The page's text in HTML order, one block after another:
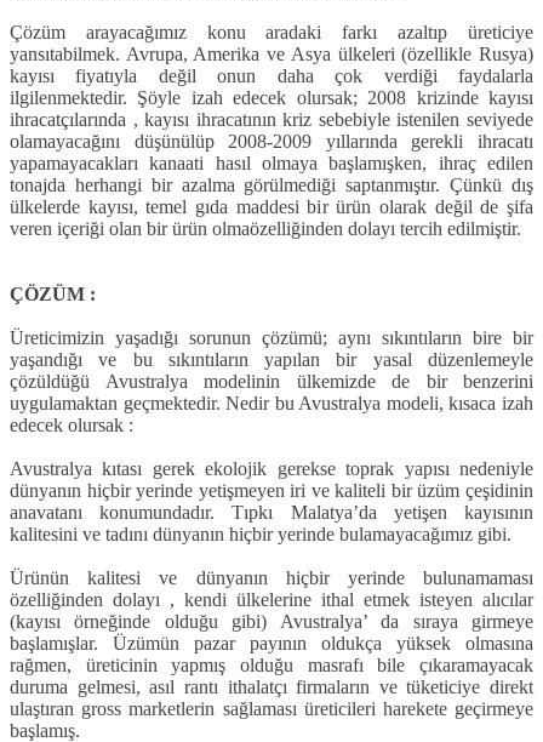
Çözüm arayacağımız konu aradaki farkı azaltıp üreticiye
yansıtabilmek. Avrupa, Amerika ve Asya ülkeleri (özellikle Rusya)
kayısı fiyatıyla değil onun daha çok verdiği faydalarla
ilgilenmektedir. Şöyle izah edecek olursak; 2008 krizinde kayısı
ihracatçılarında , kayısı ihracatının kriz sebebiyle istenilen seviyede
olamayacağını düşünülüp 2008-2009 yıllarında gerekli ihracatı
yapamayacakları kanaati hasıl olmaya başlamışken, ihraç edilen
tonajda herhangi bir azalma görülmediği saptanmıştır. Çünkü dış
ülkelerde kayısı, temel gıda maddesi bir ürün olarak değil de şifa
veren içeriği olan bir ürün olmaözelliğinden dolayı tercih edilmiştir.
ÇÖZÜM :
Üreticimizin yaşadığı sorunun çözümü; aynı sıkıntıların bire bir
yaşandığı ve bu sıkıntıların yapılan bir yasal düzenlemeyle
çözüldüğü Avustralya modelinin ülkemizde de bir benzerini
uygulamaktan geçmektedir. Nedir bu Avustralya modeli, kısaca izah
edecek olursak :
Avustralya kıtası gerek ekolojik gerekse toprak yapısı nedeniyle
dünyanın hiçbir yerinde yetişmeyen iri ve kaliteli bir üzüm çeşidinin
anavatanı konumundadır. Tıpkı Malatya’da yetişen kayısının
kalitesini ve tadını dünyanın hiçbir yerinde bulamayacağımız gibi.
Ürünün kalitesi ve dünyanın hiçbir yerinde bulunamaması
özelliğinden dolayı , kendi ülkelerine ithal etmek isteyen alıcılar
(kayısı örneğinde olduğu gibi) Avustralya’ da sıraya girmeye
başlamışlar. Üzümün pazar payının oldukça yüksek olmasına
rağmen, üreticinin yapmış olduğu masrafı bile çıkaramayacak
duruma gelmesi, asıl rantı ithalatçı firmaların ve tüketiciye direkt
ulaştıran gross marketlerin sağlaması üreticileri harekete geçirmeye
başlamış.